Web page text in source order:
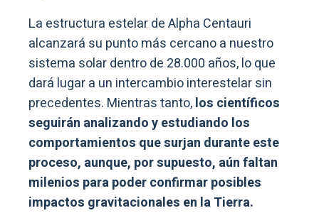
La estructura estelar de Alpha Centauri
alcanzará su punto más cercano a nuestro
sistema solar dentro de 28.000 años, lo que
dará lugar a un intercambio interestelar sin
precedentes. Mientras tanto,los científicos
seguirán analizando y estudiando los
comportamientos que surjan durante este
proceso, aunque, por supuesto, aún faltan
milenios para poder confirmar posibles
impactos gravitacionales en la Tierra.